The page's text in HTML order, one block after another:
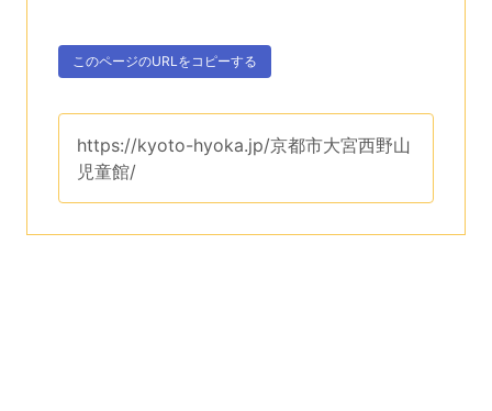
ボタン、
このページのURLをコピーする
。
このページのURLは、
https://kyoto-hyoka.jp/京都市大宮西野山
児童館/